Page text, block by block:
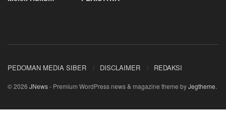
PEDOMAN MEDIA SIBER DISCLAIMER REDAKSI
© 2026 JNews- Premium WordPress news & magazine theme byJegtheme.